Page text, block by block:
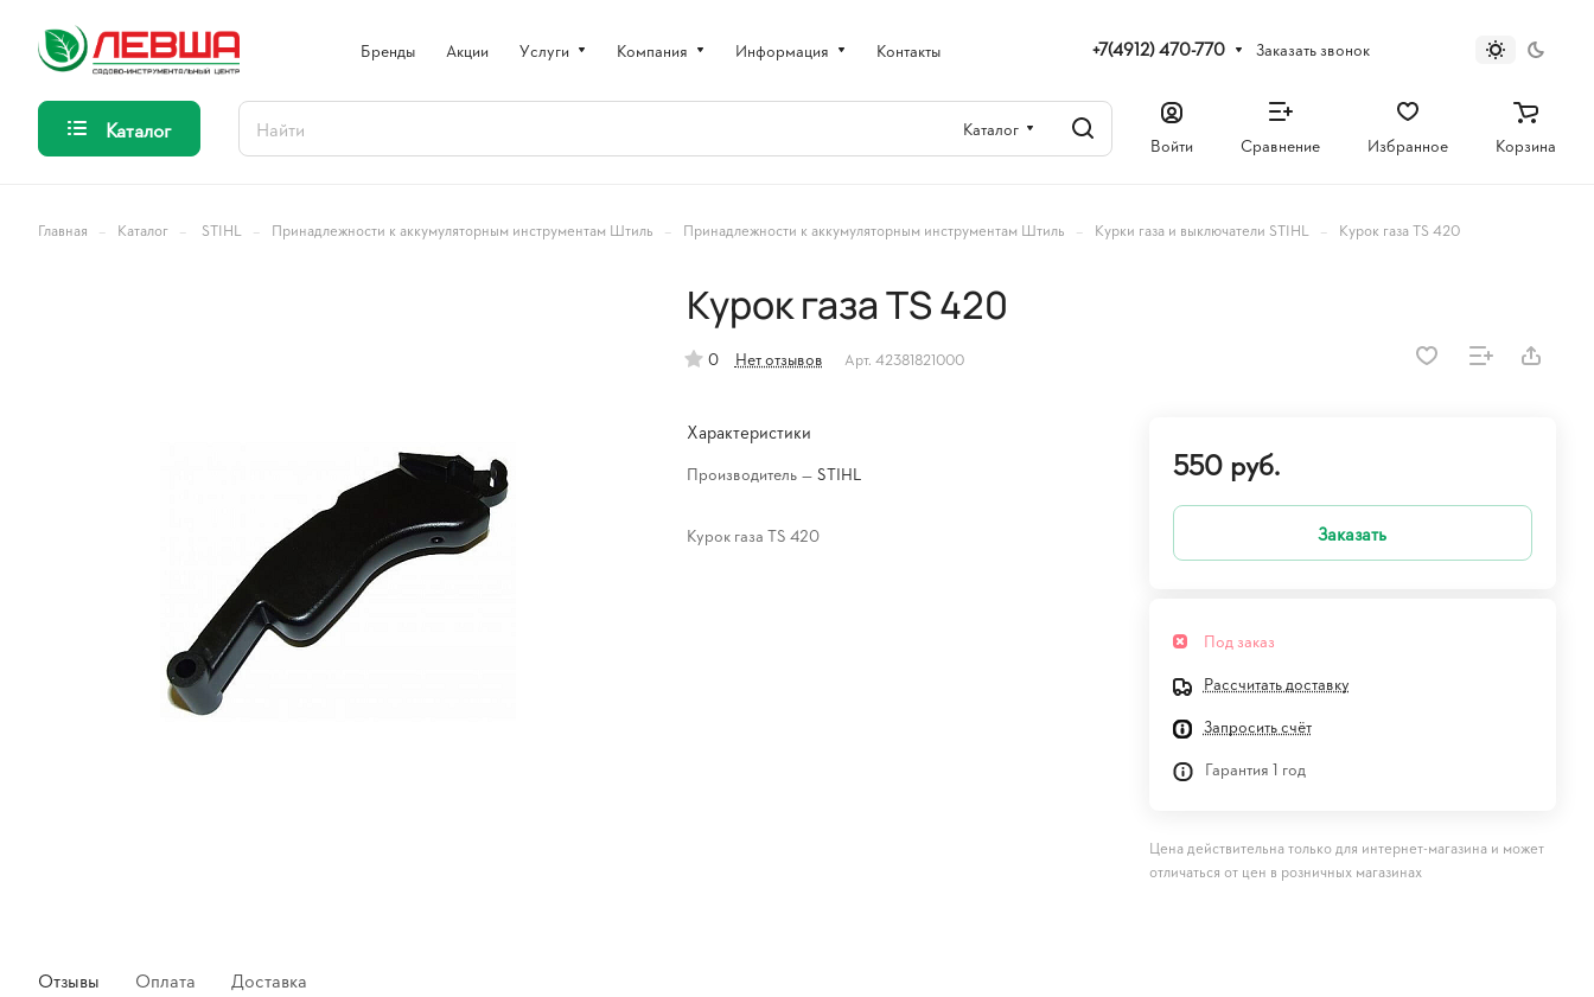
Бренды Акции Услуги Компания Информация Контакты +7(4912) 470-770 Заказать звонок
Каталог Каталог
Войти Сравнение Избранное Корзина
Главная – Каталог – STIHL – Принадлежности к аккумуляторным инструментам Штиль – Принадлежности к аккумуляторным инструментам Штиль – Курки газа и выключатели STIHL – Курок газа TS 420
Курок газа TS 420
0 Нет отзывов Арт. 42381821000
Характеристики
Производитель — STIHL
Курок газа TS 420
550 руб.
Заказать
Под заказ
Рассчитать доставку
Запросить счёт
Гарантия 1 год
Цена действительна только для интернет-магазина и может
отличаться от цен в розничных магазинах
Отзывы Оплата Доставка